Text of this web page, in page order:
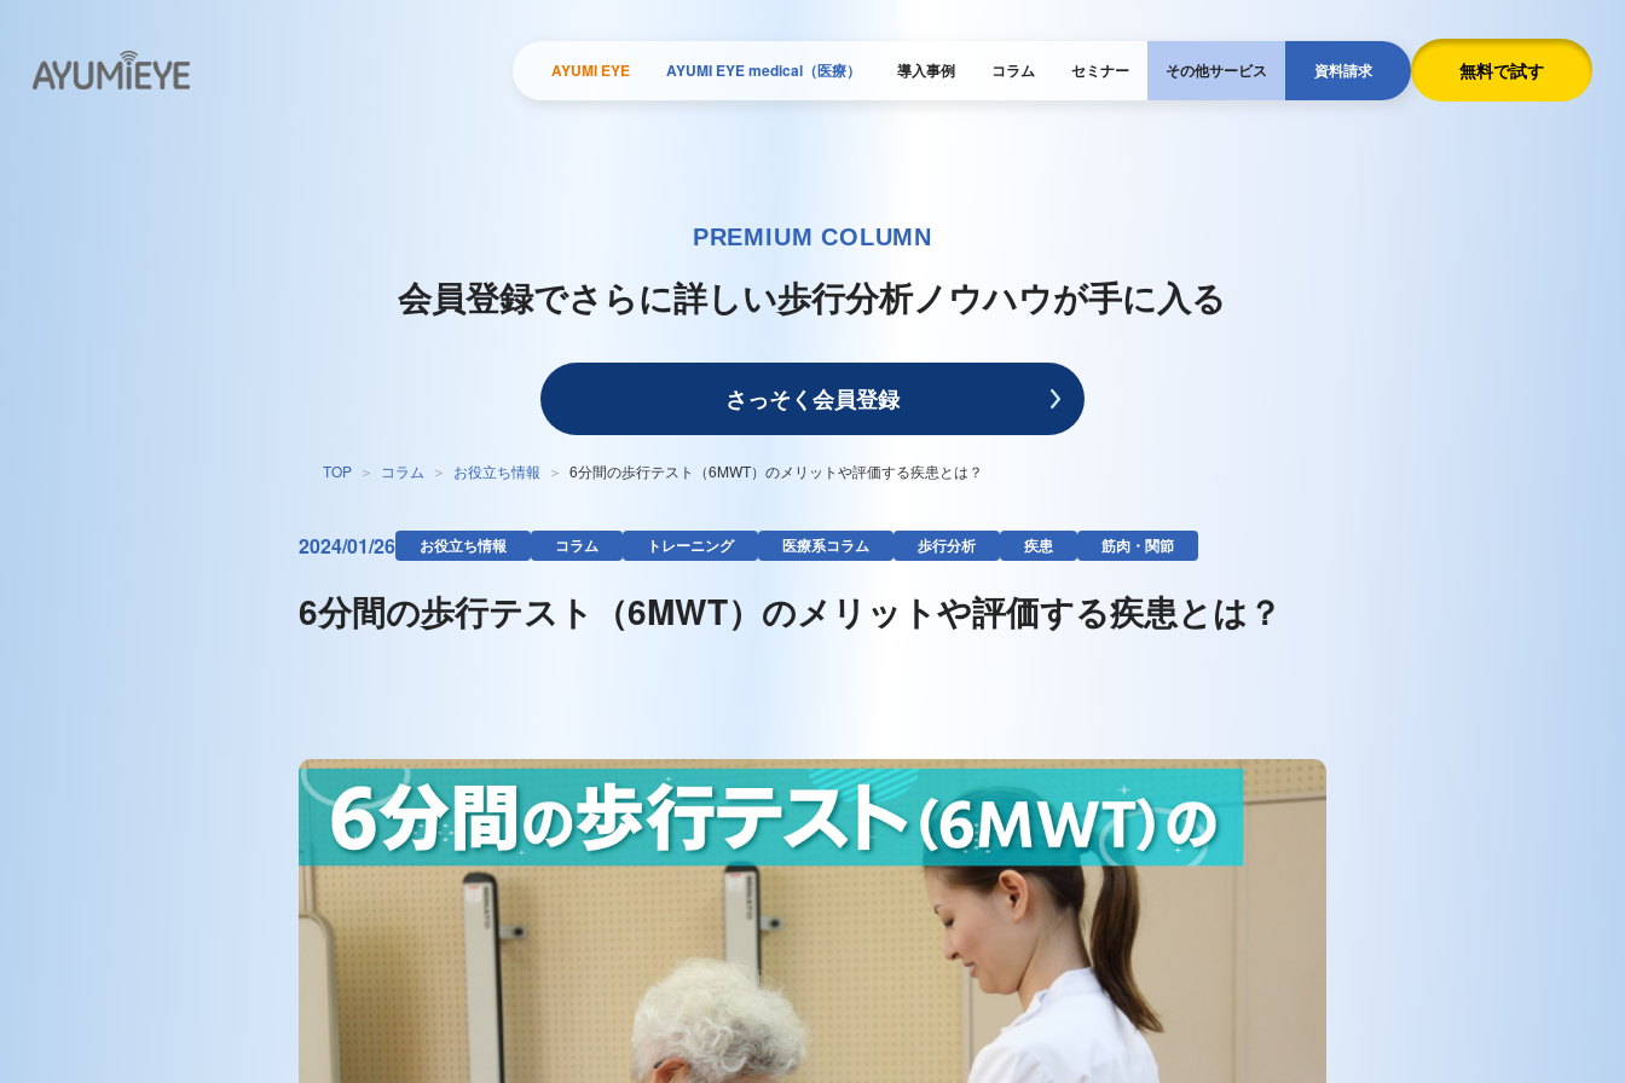
AYUMI EYE AYUMI EYE medical（医療） 導入事例 コラム セミナー その他サービス 資料請求 無料で試す
PREMIUM COLUMN
会員登録でさらに詳しい歩行分析ノウハウが手に入る
さっそく会員登録
TOP コラム お役立ち情報 6分間の歩行テスト（6MWT）のメリットや評価する疾患とは？
2024/01/26 お役立ち情報 コラム トレーニング 医療系コラム 歩行分析 疾患 筋肉・関節
6分間の歩行テスト（6MWT）のメリットや評価する疾患とは？